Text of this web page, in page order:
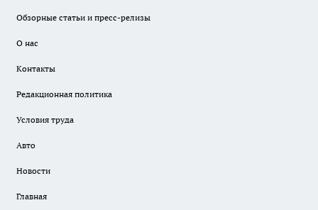
Обзорные статьи и пресс-релизы
О нас
Контакты
Редакционная политика
Условия труда
Авто
Новости
Главная